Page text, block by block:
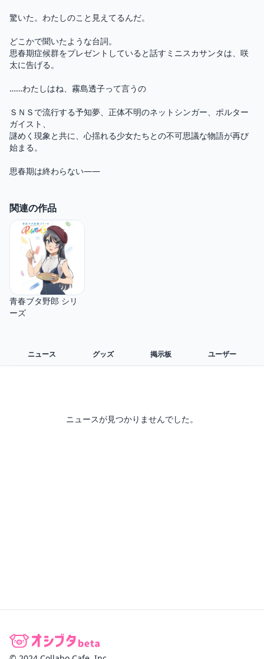
驚いた。わたしのこと見えてるんだ。
どこかで聞いたような台詞。
思春期症候群をプレゼントしていると話すミニスカサンタは、咲
太に告げる。
……わたしはね、霧島透子って言うの
ＳＮＳで流行する予知夢、正体不明のネットシンガー、ポルター
ガイスト、
謎めく現象と共に、心揺れる少女たちとの不可思議な物語が再び
始まる。
思春期は終わらない――
関連の作品
青春ブタ野郎 シリ
ーズ
ニュース グッズ 掲示板 ユーザー
ニュースが見つかりませんでした。